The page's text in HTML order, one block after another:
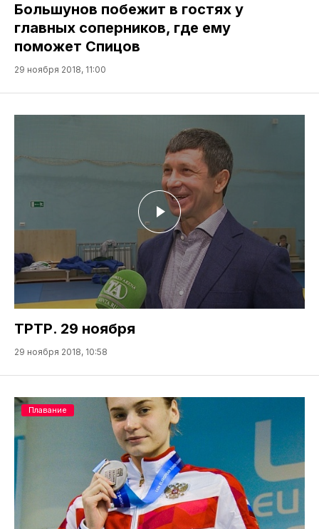
Большунов побежит в гостях у
главных соперников, где ему
поможет Спицов
29 ноября 2018, 11:00
ТРТР. 29 ноября
29 ноября 2018, 10:58
Плавание